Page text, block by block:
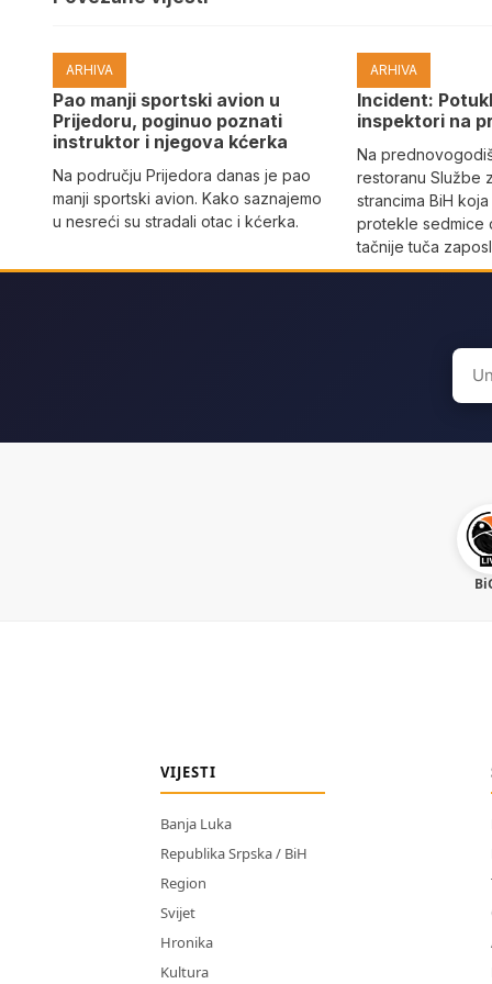
ARHIVA
Pao manji sportski avion u
Prijedoru, poginuo poznati
instruktor i njegova kćerka
Na području Prijedora danas je pao
manji sportski avion. Kako saznajemo
u nesreći su stradali otac i kćerka.
ARHIVA
Incident:
inspektori na
Na
restoranu Službe
strancima BiH
protekle sedmice
tačnije tuča
for:
VIJESTI
Banja Luka
Republika Srpska / BiH
Region
Svijet
Hronika
Kultura